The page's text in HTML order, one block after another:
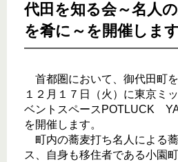
代田を知る会～名人
を肴に～を開催します
首都圏において、御代田町を
１２月１７日（火）に東京ミ
ベントスペースPOTLUCK
を開催します。
町内の蕎麦打ち名人による
ス、自身も移住者である小園